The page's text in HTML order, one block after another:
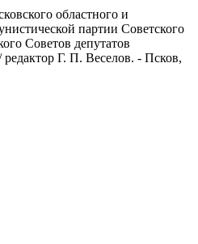
областного и
партии Советского
Советов депутатов
Г. П. Веселов. - Псков,